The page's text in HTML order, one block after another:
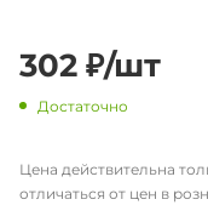
302 ₽/шт
Достаточно
Цена действительна
отличаться от цен в